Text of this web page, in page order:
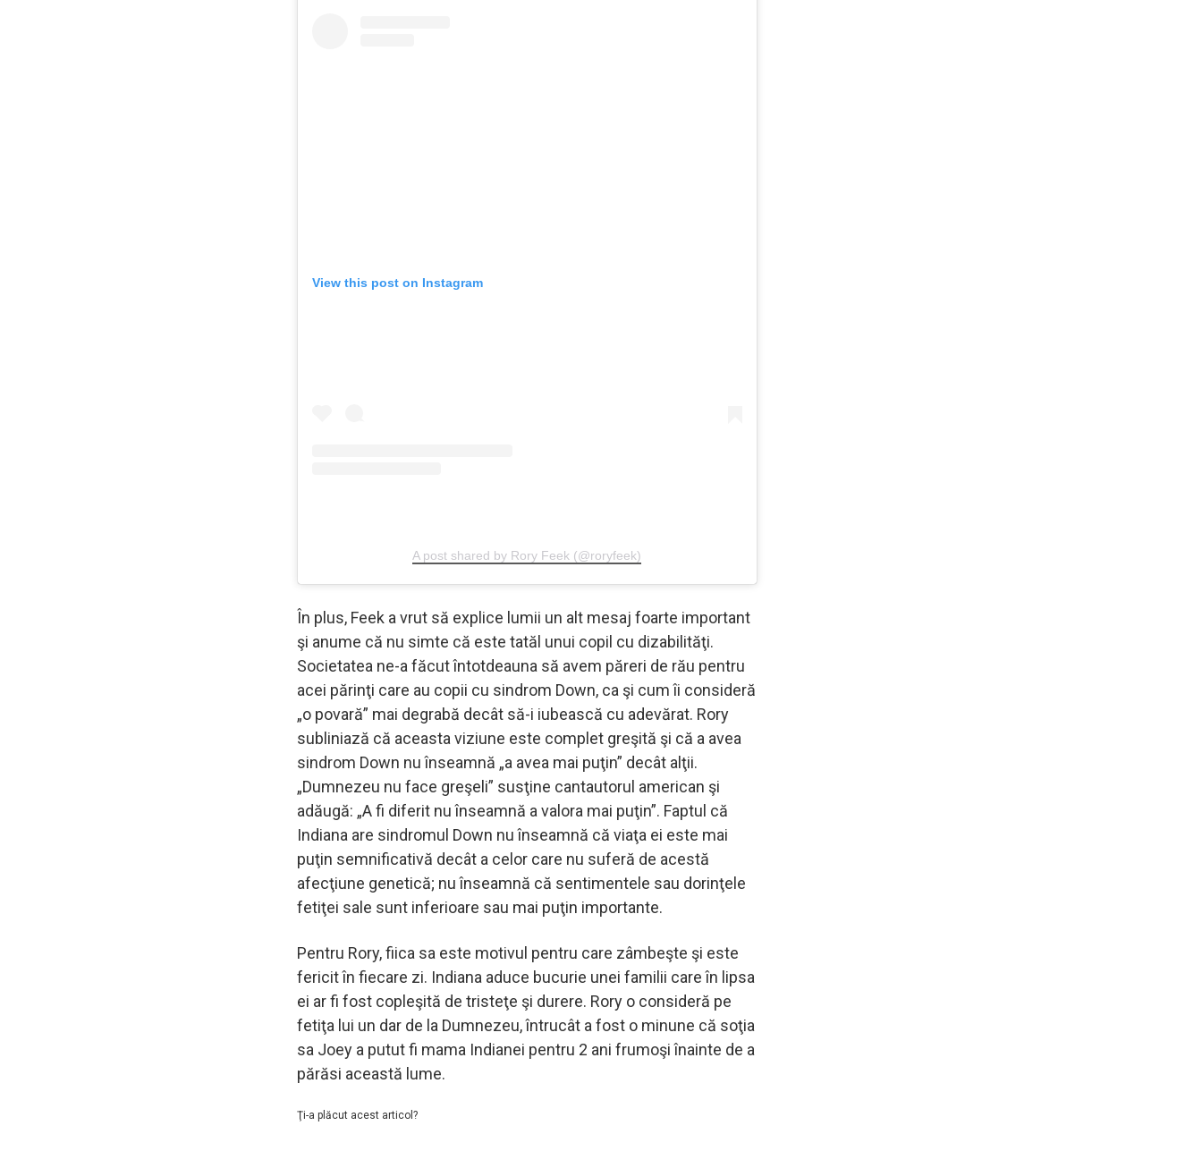
View this post on Instagram
A post shared by Rory Feek (@roryfeek)
În plus, Feek a vrut să explice lumii un alt mesaj foarte important
şi anume că nu simte că este tatăl unui copil cu dizabilităţi.
Societatea ne-a făcut întotdeauna să avem păreri de rău pentru
acei părinţi care au copii cu sindrom Down, ca şi cum îi consideră
„o povară” mai degrabă decât să-i iubească cu adevărat. Rory
subliniază că aceasta viziune este complet greşită şi că a avea
sindrom Down nu înseamnă „a avea mai puţin” decât alţii.
„Dumnezeu nu face greşeli” susţine cantautorul american şi
adăugă: „A fi diferit nu înseamnă a valora mai puţin”. Faptul că
Indiana are sindromul Down nu înseamnă că viaţa ei este mai
puţin semnificativă decât a celor care nu suferă de acestă
afecţiune genetică; nu înseamnă că sentimentele sau dorinţele
fetiţei sale sunt inferioare sau mai puţin importante.
Pentru Rory, fiica sa este motivul pentru care zâmbeşte şi este
fericit în fiecare zi. Indiana aduce bucurie unei familii care în lipsa
ei ar fi fost copleşită de tristeţe şi durere. Rory o consideră pe
fetiţa lui un dar de la Dumnezeu, întrucât a fost o minune că soţia
sa Joey a putut fi mama Indianei pentru 2 ani frumoşi înainte de a
părăsi această lume.
Ţi-a plăcut acest articol?